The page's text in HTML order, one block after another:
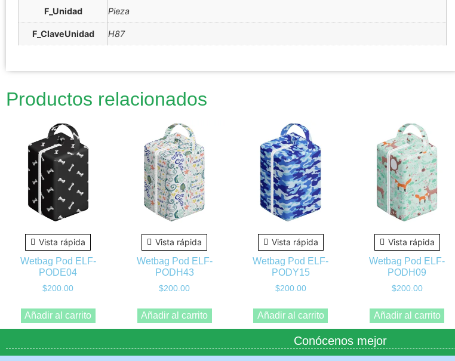
F_Unidad Pieza
F_ClaveUnidad H87
Productos relacionados
Vista rápida
Wetbag Pod ELF-
PODE04
$200.00
Añadir al carrito
Vista rápida
Wetbag Pod ELF-
PODH43
$200.00
Añadir al carrito
Vista rápida
Wetbag Pod ELF-
PODY15
$200.00
Añadir al carrito
Vista rápida
Wetbag Pod ELF-
PODH09
$200.00
Añadir al carrito
Conócenos mejor